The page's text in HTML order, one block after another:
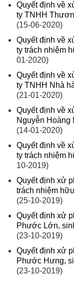
Quyết định về
ty TNHH
(15-06-2020)
Quyết định về
ty trách nhiệm
01-2020)
Quyết định về
ty TNHH Nhà
(21-01-2020)
Quyết định về
Nguyễn Hoàng
(14-01-2020)
Quyết định về
ty trách nhiệm
10-2019)
Quyết định xử
trách nhiệm
(25-10-2019)
Quyết định xử
Phước Lớn,
(23-10-2019)
Quyết định xử
Phước Hưng,
(23-10-2019)